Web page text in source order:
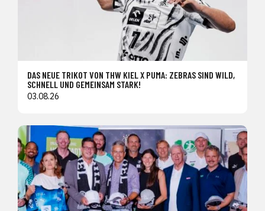
DAS NEUE TRIKOT VON THW KIEL X PUMA: ZEBRAS SIND WILD,
SCHNELL UND GEMEINSAM STARK!
03.08.26